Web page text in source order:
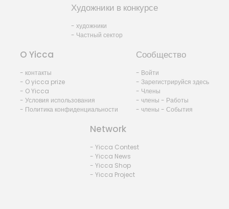
Художники в конкурсе
- художники
- Частный сектор
O Yicca
- контакты
- O yicca prize
- O Yicca
- Условия использования
- Политика конфиденциальности
Сообщество
- Войти
- Зарегистрируйся здесь
- Члены
- члены - Работы
- члены - События
Network
- Yicca Contest
- Yicca News
- Yicca Shop
- Yicca Project